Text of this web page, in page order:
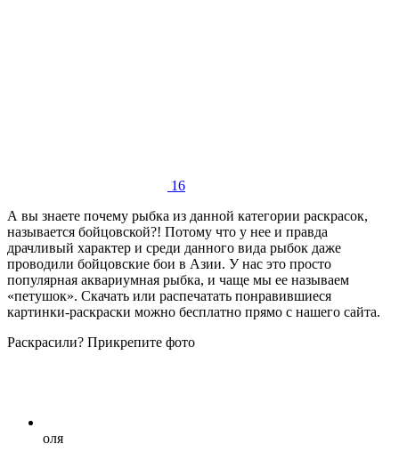
16
А вы знаете почему рыбка из данной категории раскрасок,
называется бойцовской?! Потому что у нее и правда
драчливый характер и среди данного вида рыбок даже
проводили бойцовские бои в Азии. У нас это просто
популярная аквариумная рыбка, и чаще мы ее называем
«петушок». Скачать или распечатать понравившиеся
картинки-раскраски можно бесплатно прямо с нашего сайта.
Раскрасили? Прикрепите фото
оля